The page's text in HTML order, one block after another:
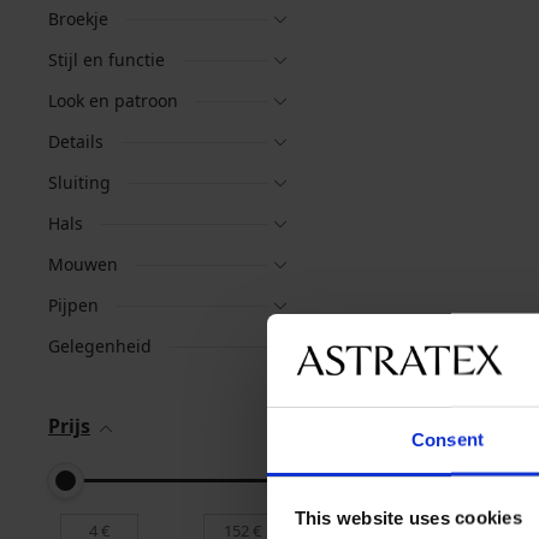
Consent
This website uses cookies
Broekje
Stijl en functie
Look en patroon
Details
Sluiting
Hals
Mouwen
Pijpen
Gelegenheid
Prijs